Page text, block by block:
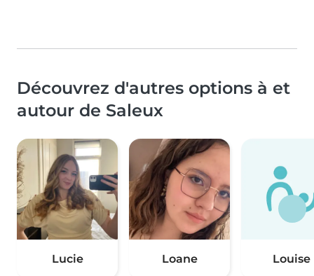
Découvrez d'autres options à et
autour de Saleux
Lucie Loane Louise